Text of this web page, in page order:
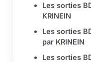
Les sorties
KRINEIN
Les sorties
par KRINEIN
Les sorties